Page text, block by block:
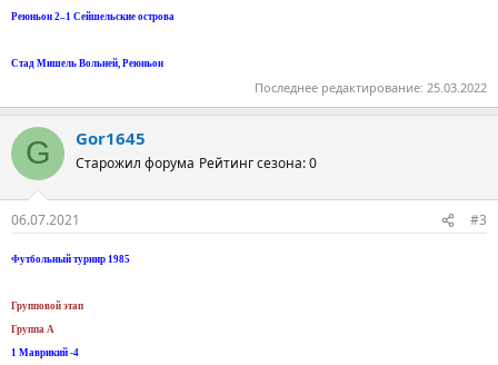
Реюньон 2–1 Сейшельские острова
Стад Мишель Вольней, Реюньон
Последнее редактирование: 25.03.2022
G Gor1645
Старожил форума Рейтинг сезона: 0
06.07.2021 #3
Футбольный турнир 1985
Групповой этап
Группа А
1 Маврикий -4